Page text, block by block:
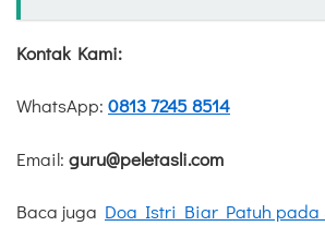
Kontak Kami:
WhatsApp: 0813 7245 8514
Email: guru@peletasli.com
Baca juga Doa Istri Biar Patuh pada